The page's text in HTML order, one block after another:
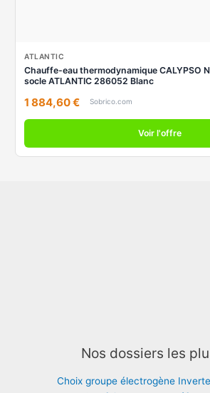
ATLANTIC
Chauffe-eau thermodynamique CALYPSO
socle ATLANTIC 286052 Blanc
1 884,60 € Sobrico.com
Voir l'offre
Nos dossiers les
Choix groupe électrogène